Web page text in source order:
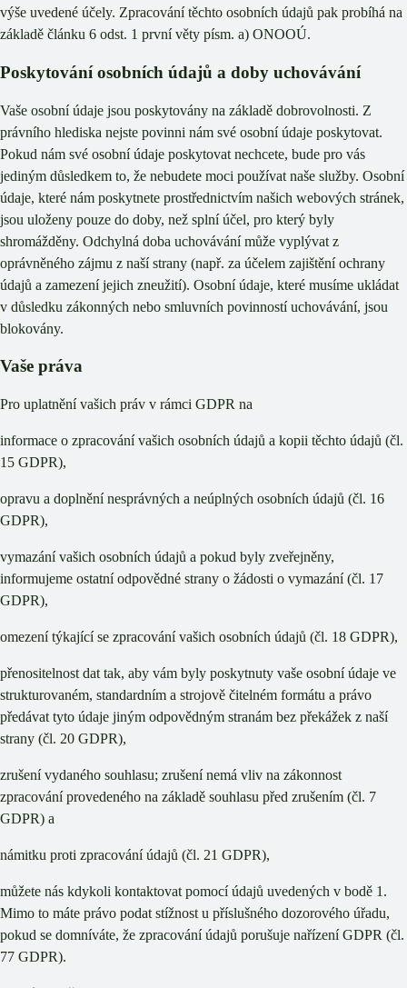
výše uvedené účely. Zpracování těchto osobních údajů pak probíhá na
základě článku 6 odst. 1 první věty písm. a) ONOOÚ.
Poskytování osobních údajů a doby uchovávání
Vaše osobní údaje jsou poskytovány na základě dobrovolnosti. Z
právního hlediska nejste povinni nám své osobní údaje poskytovat.
Pokud nám své osobní údaje poskytovat nechcete, bude pro vás
jediným důsledkem to, že nebudete moci používat naše služby. Osobní
údaje, které nám poskytnete prostřednictvím našich webových stránek,
jsou uloženy pouze do doby, než splní účel, pro který byly
shromážděny. Odchylná doba uchovávání může vyplývat z
oprávněného zájmu z naší strany (např. za účelem zajištění ochrany
údajů a zamezení jejich zneužití). Osobní údaje, které musíme ukládat
v důsledku zákonných nebo smluvních povinností uchovávání, jsou
blokovány.
Vaše práva
Pro uplatnění vašich práv v rámci GDPR na
informace o zpracování vašich osobních údajů a kopii těchto údajů (čl.
15 GDPR),
opravu a doplnění nesprávných a neúplných osobních údajů (čl. 16
GDPR),
vymazání vašich osobních údajů a pokud byly zveřejněny,
informujeme ostatní odpovědné strany o žádosti o vymazání (čl. 17
GDPR),
omezení týkající se zpracování vašich osobních údajů (čl. 18 GDPR),
přenositelnost dat tak, aby vám byly poskytnuty vaše osobní údaje ve
strukturovaném, standardním a strojově čitelném formátu a právo
předávat tyto údaje jiným odpovědným stranám bez překážek z naší
strany (čl. 20 GDPR),
zrušení vydaného souhlasu; zrušení nemá vliv na zákonnost
zpracování provedeného na základě souhlasu před zrušením (čl. 7
GDPR) a
námitku proti zpracování údajů (čl. 21 GDPR),
můžete nás kdykoli kontaktovat pomocí údajů uvedených v bodě 1.
Mimo to máte právo podat stížnost u příslušného dozorového úřadu,
pokud se domníváte, že zpracování údajů porušuje nařízení GDPR (čl.
77 GDPR).